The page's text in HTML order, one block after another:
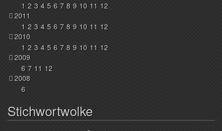
1 2 3 4 5 6 7 8 9 10 11 12
2011
1 2 3 4 5 6 7 8 9 10 11 12
2010
1 2 3 4 5 6 7 8 9 10 11 12
2009
6 7 11 12
2008
6
Stichwortwolke